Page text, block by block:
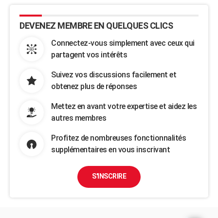
DEVENEZ MEMBRE EN QUELQUES CLICS
Connectez-vous simplement avec ceux qui
partagent vos intérêts
Suivez vos discussions facilement et
obtenez plus de réponses
Mettez en avant votre expertise et aidez les
autres membres
Profitez de nombreuses fonctionnalités
supplémentaires en vous inscrivant
S'INSCRIRE